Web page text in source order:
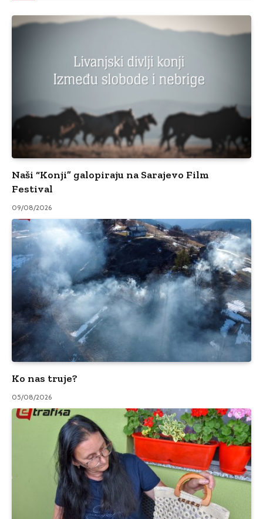
Naši “Konji” galopiraju na Sarajevo Film
Festival
09/08/2026
Ko nas truje?
05/08/2026